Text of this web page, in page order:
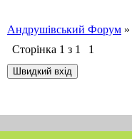
Андрушівський Форум »
Сторінка 1 з 1 1